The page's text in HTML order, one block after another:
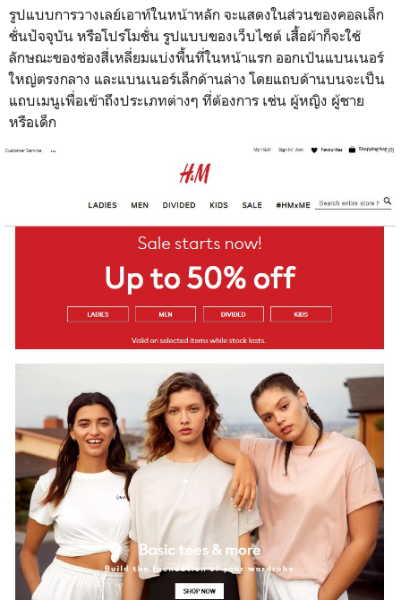
รูปแบบการวางเลย์เอาท์ในหน้าหลัก จะแสดงในส่วนของคอลเล็ก
ชั่นปัจจุบัน หรือโปรโมชั่น รูปแบบของเว็บไซต์ เสื้อผ้าก็จะใช้
ลักษณะของช่องสี่เหลี่ยมแบ่งพื้นที่ในหน้าแรก ออกเป้นแบนเนอร์
ใหญ่ตรงกลาง และแบนเนอร์เล็กด้านล่าง โดยแถบด้านบนจะเป็น
แถบเมนูเพื่อเข้าถึงประเภทต่างๆ ที่ต้องการ เช่น ผู้หญิง ผู้ชาย
หรือเด็ก